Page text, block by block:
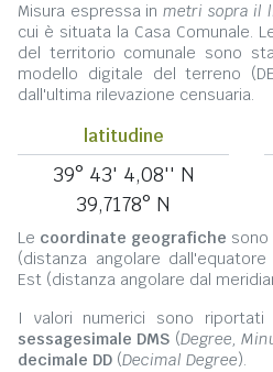
Misura espressa in metri sopra il
cui è situata la Casa Comunale.
del territorio comunale sono
modello digitale del terreno
dall'ultima rilevazione censuaria.
latitudine
39° 43' 4,08'' N
39,7178° N
Le coordinate geografiche sono
(distanza angolare
Est (distanza angolare dal
I valori numerici sono riportati
sessagesimale DMS (Degree,
decimale DD (Decimal Degree).